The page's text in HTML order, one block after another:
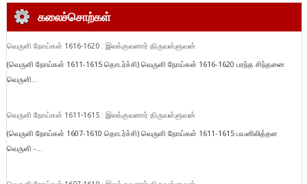
கலைச்சொற்கள்
வெருளி நோய்கள் 1616-1620 : இலக்குவனார் திருவள்ளுவன்
(வெருளி நோய்கள் 1611-1615 தொடர்ச்சி) வெருளி நோய்கள் 1616-1620 பரந்த சிந்தனை
வெருளி...
வெருளி நோய்கள் 1611-1615 : இலக்குவனார் திருவள்ளுவன்
(வெருளி நோய்கள் 1607-1610 தொடர்ச்சி) வெருளி நோய்கள் 1611-1615 பயனிலித்தள
வெருளி -...